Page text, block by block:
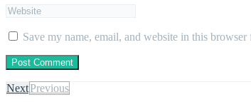
Save my name, email, and website in this
NextPrevious